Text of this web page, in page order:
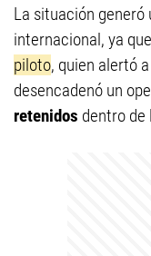
La situación generó
internacional, ya que
piloto, quien alertó
desencadenó un
retenidos dentro de